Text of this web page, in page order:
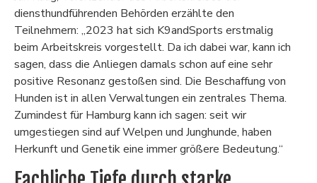
diensthundführenden Behörden erzählte den
Teilnehmern: „2023 hat sich K9andSports erstmalig
beim Arbeitskreis vorgestellt. Da ich dabei war, kann ich
sagen, dass die Anliegen damals schon auf eine sehr
positive Resonanz gestoßen sind. Die Beschaffung von
Hunden ist in allen Verwaltungen ein zentrales Thema.
Zumindest für Hamburg kann ich sagen: seit wir
umgestiegen sind auf Welpen und Junghunde, haben
Herkunft und Genetik eine immer größere Bedeutung.“